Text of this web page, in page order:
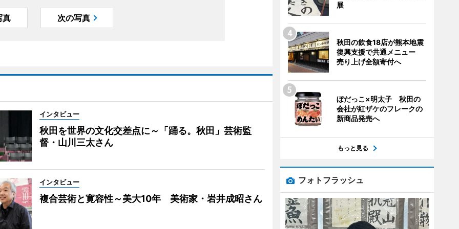
真 次の写真
インタビュー
秋田を世界の文化交差点に～「踊る。秋田」芸術監
督・山川三太さん
インタビュー
複合芸術と寛容性～美大10年 美術家・岩井成昭さん
展
秋田の飲食18店が熊本地震
復興支援で共通メニュー
売り上げ全額寄付へ
ぼだっこ×明太子 秋田の
会社が紅ザケのフレークの
新商品発売へ
もっと見る
フォトフラッシュ